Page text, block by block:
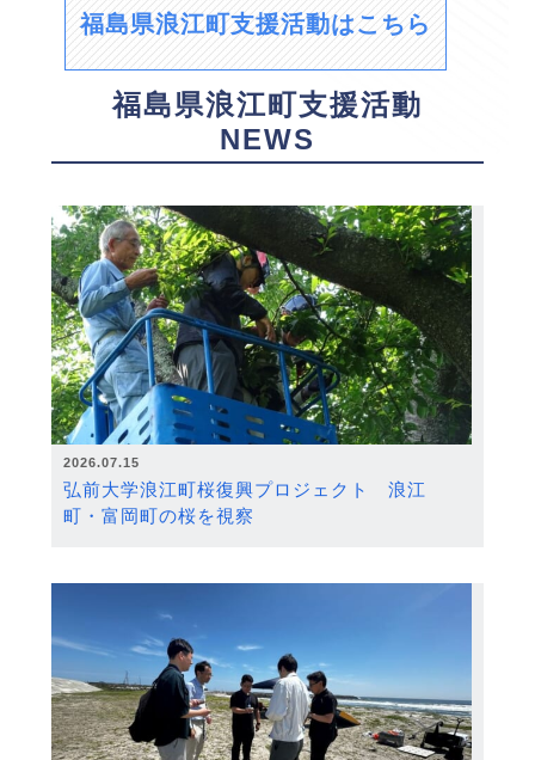
福島県浪江町支援活動はこちら
福島県浪江町支援活動
NEWS
2026.07.15
弘前大学浪江町桜復興プロジェクト 浪江
町・富岡町の桜を視察